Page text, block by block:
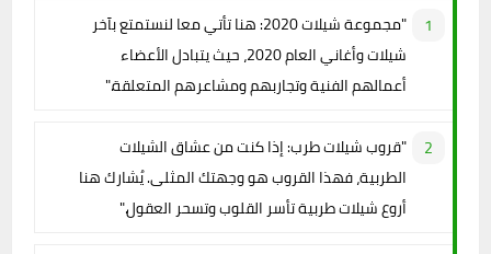
"مجموعة شيلات 2020: هنا تأتي معا لنستمتع بآخر
شيلات وأغاني العام 2020، حيث يتبادل الأعضاء
أعمالهم الفنية وتجاربهم ومشاعرهم المتعلقة."
"قروب شيلات طرب: إذا كنت من عشاق الشيلات
الطربية، فهذا القروب هو وجهتك المثلى. يُشارك هنا
أروع شيلات طربية تأسر القلوب وتسحر العقول."